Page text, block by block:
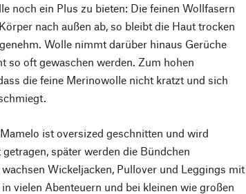
noch ein Plus zu bieten: Die feinen Wollfasern
nach außen ab, so bleibt die Haut trocken
Wolle nimmt darüber hinaus Gerüche
so oft gewaschen werden. Zum hohen
die feine Merinowolle nicht kratzt und sich
ist oversized geschnitten und wird
später werden die Bündchen
Wickeljacken, Pullover und Leggings mit
vielen Abenteuern und bei kleinen wie großen